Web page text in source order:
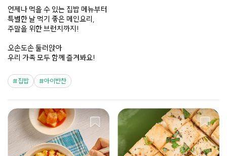
언제나 먹을 수 있는 집밥 메뉴부터
특별한 날 먹기 좋은 메인요리,
주말을 위한 브런치까지!
오손도손 둘러앉아
우리 가족 모두 함께 즐겨봐요!
집밥 아이반찬